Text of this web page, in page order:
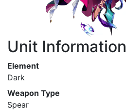
Unit Information
Element
Dark
Weapon Type
Spear